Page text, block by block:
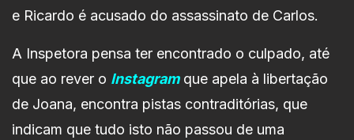
e Ricardo é acusado do assassinato de Carlos.
A Inspetora pensa ter encontrado o culpado, até
que ao rever o Instagramque apela à libertação
de Joana, encontra pistas contraditórias, que
indicam que tudo isto não passou de uma